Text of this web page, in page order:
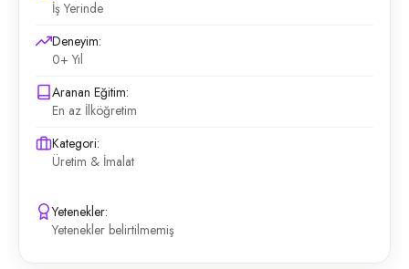
İş Yerinde
Deneyim:
0+ Yıl
Aranan Eğitim:
En az İlköğretim
Kategori:
Üretim & İmalat
Yetenekler:
Yetenekler belirtilmemiş